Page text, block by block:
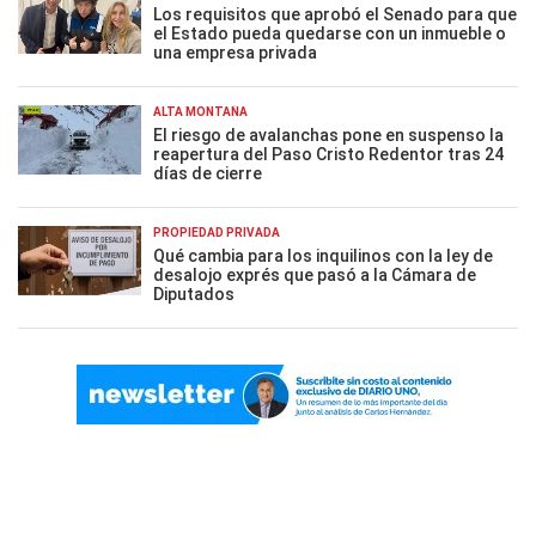
Los requisitos que aprobó el Senado para que
el Estado pueda quedarse con un inmueble o
una empresa privada
ALTA MONTAÑA
El riesgo de avalanchas pone en suspenso la
reapertura del Paso Cristo Redentor tras 24
días de cierre
PROPIEDAD PRIVADA
Qué cambia para los inquilinos con la ley de
desalojo exprés que pasó a la Cámara de
Diputados